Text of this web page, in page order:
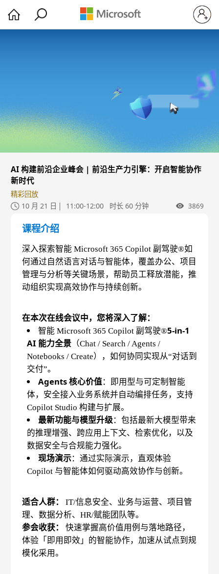
AI 构建前沿企业峰会 | 前沿生产力引擎：开启智能协作
新时代
精彩回放
10 月 21 日
11:00-12:00 时长 60 分钟 3869
课程介绍
深入探索智能 Microsoft 365 Copilot 副驾驶®如
何通过自然语言对话与智能体，覆盖办公、项目
管理与分析等关键场景，帮助员工释放潜能，推
动组织实现高效协作与持续创新。
在本次在线会议中，您将深入了解：
智能 Microsoft 365 Copilot 副驾驶®5‑in‑1
AI 能力全景（Chat / Search / Agents /
Notebooks / Create），如何协同实现从“对话到
交付”。
Agents 核心价值：即用型与可定制智能
体，安全接入业务系统并自动编排任务，支持
Copilot Studio 构建与扩展。
最新功能与模型升级：包括最新大模型带来
的推理增强、跨应用上下文、检索优化，以及
数据安全与合规能力强化。
现场演示：通过实际演示，直观体验
Copilot 与智能体如何驱动高效协作与创新。
适合人群：
IT/信息安全、业务与运营、项目管
理、数据分析、HR/赋能团队等。
参会收获：
快速掌握高价值用例与落地路径，
体验「即用即效」的智能协作，加速从试点到规
模化采用。